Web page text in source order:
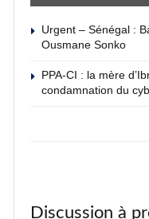
Urgent – Sénégal :
Ousmane Sonko
PPA-CI : la mère
condamnation du
Discussion à